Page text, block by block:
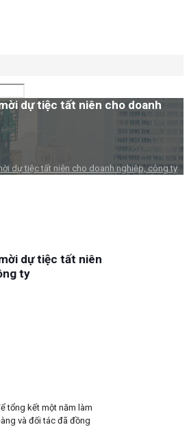
dự tiệc tất niên cho doanh
dự tiệc tất niên cho doanh nghiệp, công ty
dự tiệc tất niên
ty
tổng kết một năm làm
và đối tác đã đồng